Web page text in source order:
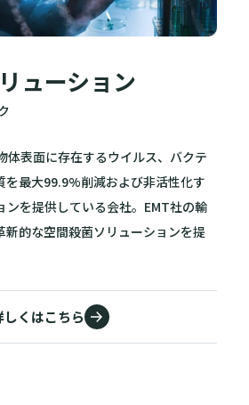
ューション
表面に存在するウイルス、バクテ
を最大99.9%削減および非活性化す
ンを提供している会社。EMT社の輸
新的な空間殺菌ソリューションを提
しくはこちら